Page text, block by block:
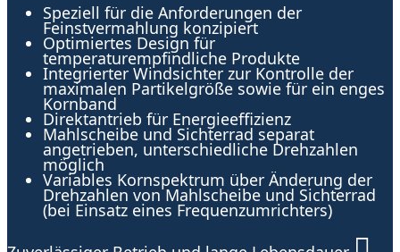
Speziell für die Anforderungen der
Feinstvermahlung konzipiert
Optimiertes Design für
temperaturempfindliche Produkte
Integrierter Windsichter zur Kontrolle der
maximalen Partikelgröße sowie für ein enges
Kornband
Direktantrieb für Energieeffizienz
Mahlscheibe und Sichterrad separat
angetrieben, unterschiedliche Drehzahlen
möglich
Variables Kornspektrum über Änderung der
Drehzahlen von Mahlscheibe und Sichterrad
(bei Einsatz eines Frequenzumrichters)